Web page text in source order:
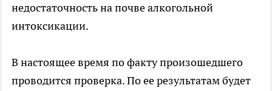
недостаточность на почве алкогольной
интоксикации.
В настоящее время по факту произошедшего
проводится проверка. По ее результатам будет